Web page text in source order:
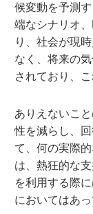
候変動を予測
端なシナリオ
り、社会が現
なく、将来の
されており、
ありえないこ
性を減らし、
て、何の実際
は、熱狂的な
を利用する際
においてはあ